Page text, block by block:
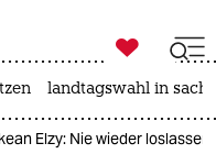

taz zahl ich
landtagswahl in
Elzy: Nie wieder loslassen!